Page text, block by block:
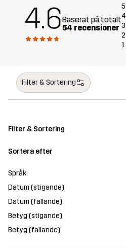
4.6Baserat på totalt
54 recensioner
5
4
3
2
1
Filter & Sortering
Filter & Sortering
Sortera efter
Språk
Datum (stigande)
Datum (fallande)
Betyg (stigande)
Betyg (fallande)